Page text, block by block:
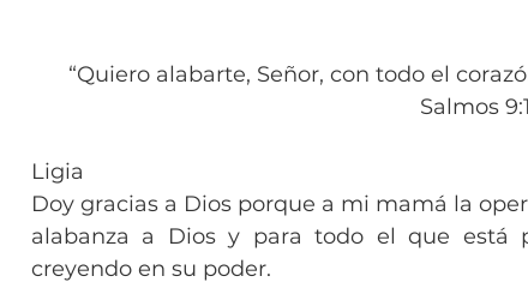
“Quiero alabarte, Señor, con todo el
Salmos 9:1
Ligia
Doy gracias a Dios porque a mi mamá la
alabanza a Dios y para todo el que está
creyendo en su poder.